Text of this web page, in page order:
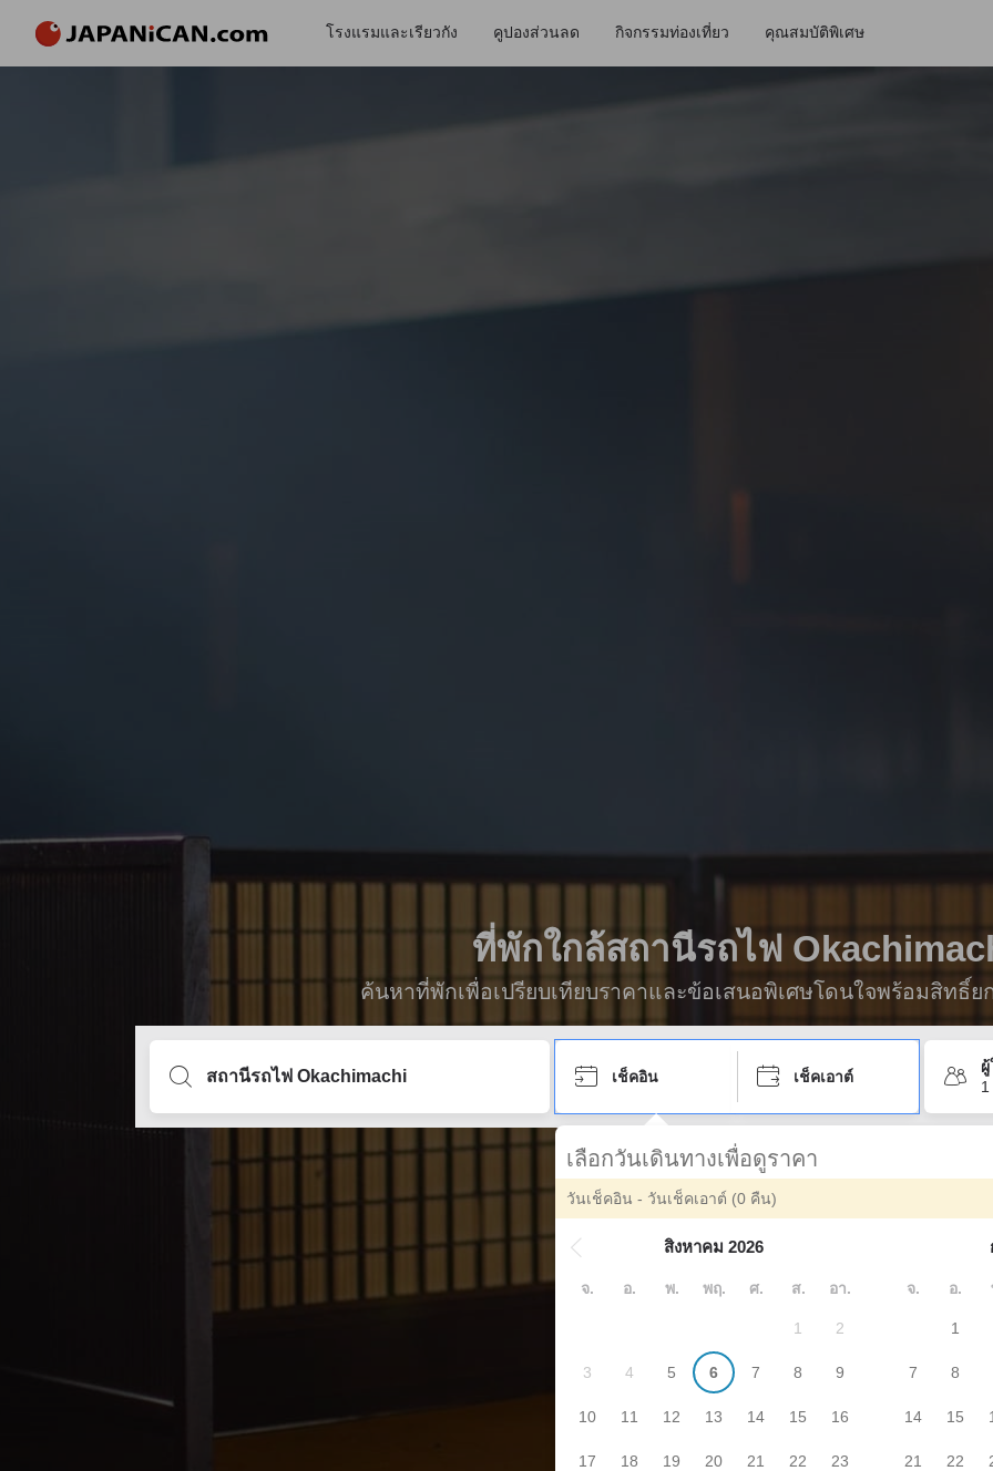
โรงแรมและเรียวกัง คูปองส่วนลด กิจกรรมท่องเที่ยว คุณสมบัติพิเศษ
ที่พักใกล้สถานีรถไฟ
ค้นหาที่พักเพื่อเปรียบเทียบราคาและข้อเสนอพิเศษโดนใจพร้อมสิทธิ์ย
เช็คอิน เช็คเอาต์
เลือกวันเดินทางเพื่อดูราคา
วันเช็คอิน - วันเช็คเอาต์ (0 คืน)
สิงหาคม 2026
จ. อ. พ. พฤ. ศ. ส. อา.
1 2
3 4 5 6 7 8 9
10 11 12 13 14 15 16
17 18 19 20 21 22 23
จ. อ.
1
7 8
14 15
21 22